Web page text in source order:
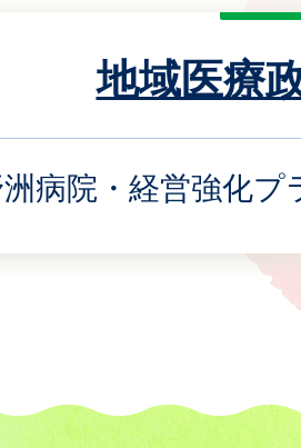
地域医療
病院・経営強化プ